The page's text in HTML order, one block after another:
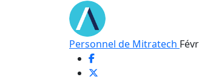
Personnel de Mitratech